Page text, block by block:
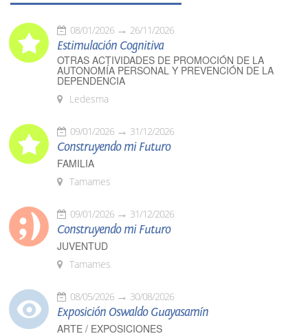
08/01/2026 26/11/2026
Estimulación Cognitiva
OTRAS ACTIVIDADES DE PROMOCIÓN DE LA
AUTONOMÍA PERSONAL Y PREVENCIÓN DE LA
DEPENDENCIA
Ledesma
09/01/2026 31/12/2026
Construyendo mi Futuro
FAMILIA
Tamames
09/01/2026 31/12/2026
Construyendo mi Futuro
JUVENTUD
Tamames
08/05/2026 30/08/2026
Exposición Oswaldo Guayasamín
ARTE / EXPOSICIONES